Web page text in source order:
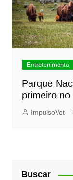
Entretenimento
Parque
primeiro no
ImpulsoVet
Buscar